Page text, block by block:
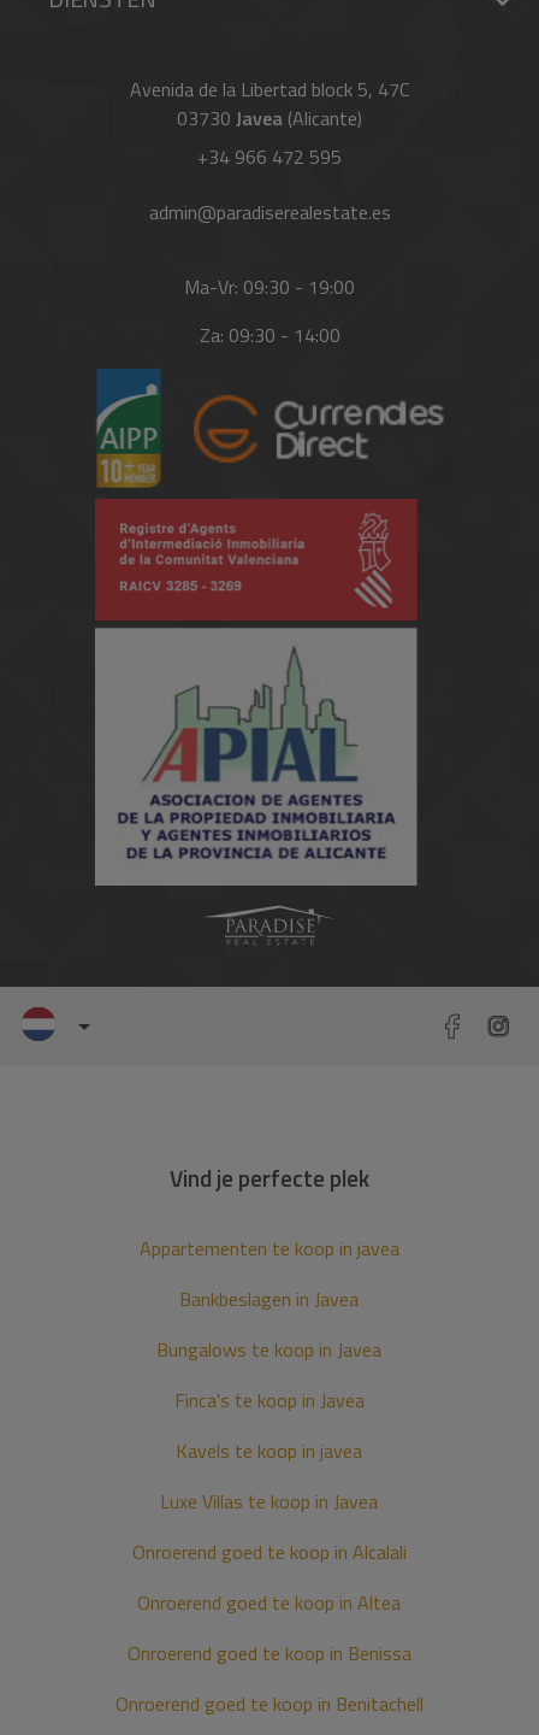
Avenida de la Libertad block 5, 47C
03730 Javea (Alicante)
+34 966 472 595
admin@paradiserealestate.es
Ma-Vr: 09:30 - 19:00
Za: 09:30 - 14:00
Vind je perfecte plek
Appartementen te koop in javea
Bankbeslagen in Javea
Bungalows te koop in Javea
Finca's te koop in Javea
Kavels te koop in javea
Luxe Villas te koop in Javea
Onroerend goed te koop in Alcalali
Onroerend goed te koop in Altea
Onroerend goed te koop in Benissa
Onroerend goed te koop in Benitachell